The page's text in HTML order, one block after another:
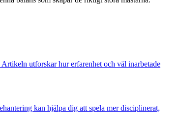
utforskar hur erfarenhet och väl inarbetade
kan hjälpa dig att spela mer disciplinerat,